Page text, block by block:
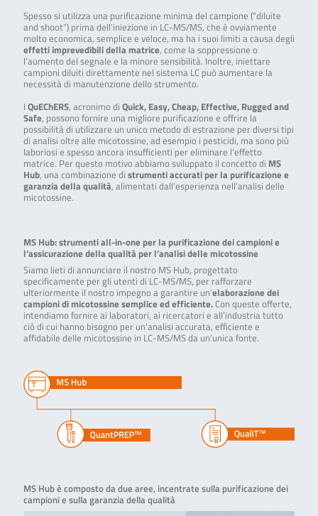
Spesso si utilizza una purificazione minima del campione (“diluite
and shoot”) prima dell’iniezione in LC-MS/MS, che è ovviamente
molto economica, semplice e veloce, ma ha i suoi limiti a causa degli
effetti imprevedibili della matrice, come la soppressione o
l’aumento del segnale e la minore sensibilità. Inoltre, iniettare
campioni diluiti direttamente nel sistema LC può aumentare la
necessità di manutenzione dello strumento.
I QuEChERS, acronimo di Quick, Easy, Cheap, Effective, Rugged and
Safe, possono fornire una migliore purificazione e offrire la
possibilità di utilizzare un unico metodo di estrazione per diversi tipi
di analisi oltre alle micotossine, ad esempio i pesticidi, ma sono più
laboriosi e spesso ancora insufficienti per eliminare l’effetto
matrice. Per questo motivo abbiamo sviluppato il concetto di MS
Hub, una combinazione di strumenti accurati per la purificazione e
garanzia della qualità, alimentati dall’esperienza nell’analisi delle
micotossine.
MS Hub: strumenti all-in-one per la purificazione dei campioni e
l’assicurazione della qualità per l’analisi delle micotossine
Siamo lieti di annunciare il nostro MS Hub, progettato
specificamente per gli utenti di LC-MS/MS, per rafforzare
ulteriormente il nostro impegno a garantire un’elaborazione dei
campioni di micotossine semplice ed efficiente.Con queste offerte,
intendiamo fornire ai laboratori, ai ricercatori e all’industria tutto
ciò di cui hanno bisogno per un’analisi accurata, efficiente e
affidabile delle micotossine in LC-MS/MS da un’unica fonte.
MS Hub è composto da due aree, incentrate sulla purificazione dei
campioni e sulla garanzia della qualità